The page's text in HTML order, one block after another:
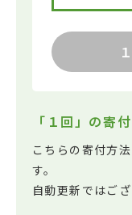
「１回」の寄
こちらの寄付方
す。
自動更新ではござ